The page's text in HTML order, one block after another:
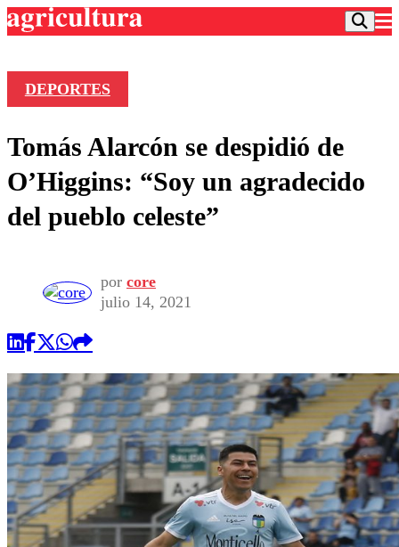
Frecuencias
Agricultura TV
Deportes
Colo Colo
Seleccion Chilena
Torneo Internacional
Universidad de Chile
Entretención
Economía
Internacional
Sustentabilidad
Publicaciones en medios
Opinión
DEPORTES
Tomás Alarcón se despidió de
O’Higgins: “Soy un agradecido
del pueblo celeste”
por core
julio 14, 2021